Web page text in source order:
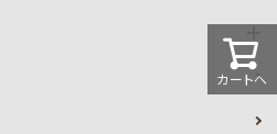
カートへ